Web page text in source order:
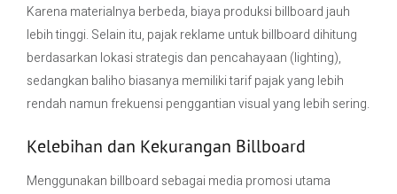
Karena materialnya berbeda, biaya produksi billboard jauh
lebih tinggi. Selain itu, pajak reklame untuk billboard dihitung
berdasarkan lokasi strategis dan pencahayaan (lighting),
sedangkan baliho biasanya memiliki tarif pajak yang lebih
rendah namun frekuensi penggantian visual yang lebih sering.
Kelebihan dan Kekurangan Billboard
Menggunakan billboard sebagai media promosi utama